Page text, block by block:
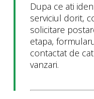
Dupa ce ati
serviciul dorit,
solicitare
etapa,
contactat de
vanzari.